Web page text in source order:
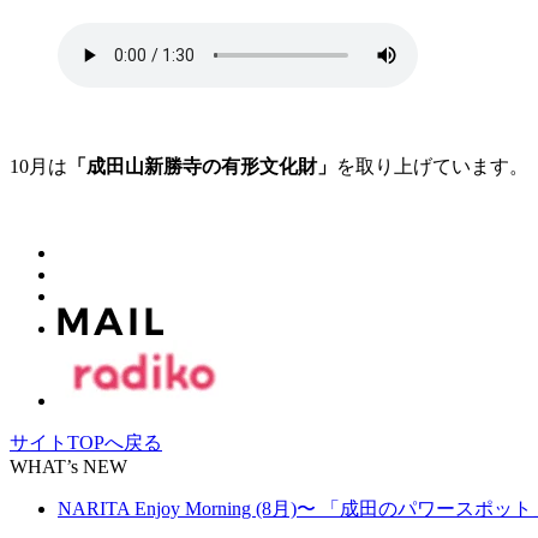
10月は 「成田山新勝寺の有形文化財」 を取り上げています。
サイトTOPへ戻る
WHAT’s NEW
NARITA Enjoy Morning (8月)〜 「成田のパワースポット